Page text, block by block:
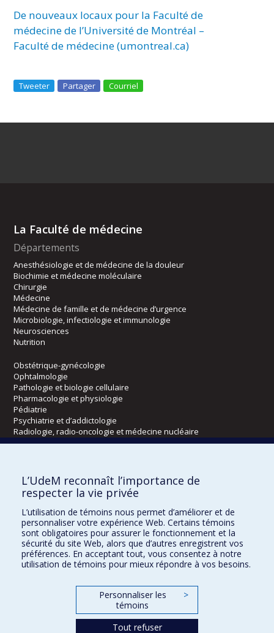
De nouveaux locaux pour la Faculté de
médecine de l’Université de Montréal –
Faculté de médecine (umontreal.ca)
Tweeter Partager Courriel
La Faculté de médecine
Départements
Anesthésiologie et de médecine de la douleur
Biochimie et médecine moléculaire
Chirurgie
Médecine
Médecine de famille et de médecine d’urgence
Microbiologie, infectiologie et immunologie
Neurosciences
Nutrition
Obstétrique-gynécologie
Ophtalmologie
Pathologie et biologie cellulaire
Pharmacologie et physiologie
Pédiatrie
Psychiatrie et d’addictologie
Radiologie, radio-oncologie et médecine nucléaire
Écoles
Kinésiologie et des sciences de l’activité physique
Orthophonie et audiologie
Réadaptation
Directions
DPC
CPASS
L’UdeM reconnaît l’importance de
respecter la vie privée
L’utilisation de témoins nous permet d’améliorer et de
personnaliser votre expérience Web. Certains témoins
sont obligatoires pour assurer le fonctionnement et la
sécurité du site Web, alors que d’autres enregistrent vos
préférences. En acceptant tout, vous consentez à notre
utilisation de témoins pour mieux répondre à vos besoins.
Personnaliser les
témoins
>
Tout refuser